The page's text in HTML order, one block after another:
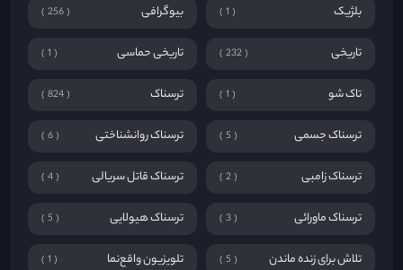
بلژیک 1 بیوگرافی 256
تاریخی 232 تاریخی حماسی 1
تاک شو 1 ترسناک 824
ترسناک جسمی 5 ترسناک روانشناختی 6
ترسناک زامبی 2 ترسناک قاتل سریالی 4
ترسناک ماورائی 3 ترسناک هیولایی 5
تلاش برای زنده ماندن 5 تلویزیون واقع‌نما 1